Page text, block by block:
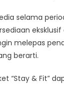
selama
melepas
berarti.
“Stay & Fit”